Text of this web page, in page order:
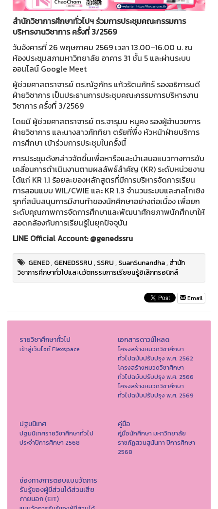
สำนักวิชาการศึกษาทั่วไปฯ ร่วมการประชุมคณะกรรมการ
บริหารงานวิชาการ ครั้งที่ 3/2569
วันอังคารที่ 26 พฤษภาคม 2569 เวลา 13.00–16.00 น. ณ
ห้องประชุมสภามหาวิทยาลัย อาคาร 31 ชั้น 5 และผ่านระบบ
ออนไลน์ Google Meet
ผู้ช่วยศาสตราจารย์ ดร.ณัฐภัทร แก้วรัตนภัทร์ รองอธิการบดี
ฝ่ายวิชาการ เป็นประธานการประชุมคณะกรรมการบริหารงาน
วิชาการ ครั้งที่ 3/2569
โดยมี ผู้ช่วยศาสตราจารย์ ดร.จารุมน หนูคง รองผู้อำนวยการ
ฝ่ายวิชาการ และนางสาวภัททิยา ตรัยที่พึ่ง หัวหน้าฝ่ายบริการ
การศึกษา เข้าร่วมการประชุมในครั้งนี้
การประชุมดังกล่าวจัดขึ้นเพื่อหารือและนำเสนอแนวทางการขับ
เคลื่อนการดำเนินงานตามผลลัพธ์สำคัญ (KR) ระดับหน่วยงาน
ได้แก่ KR 1.1 ร้อยละของหลักสูตรที่มีการบริหารจัดการเรียน
การสอนแบบ WIL/CWIE และ KR 1.3 จำนวนระบบและกลไกเชิง
รุกที่สนับสนุนการมีงานทำของนักศึกษาอย่างต่อเนื่อง เพื่อยก
ระดับคุณภาพการจัดการศึกษาและพัฒนาศักยภาพนักศึกษาให้
สอดคล้องกับการเรียนรู้ในยุคปัจจุบัน
LINE Official Account: @genedssru
GENED,GENEDSSRU,SSRU,SuanSunandha,สำนัก
วิชาการศึกษาทั่วไปและนวัตกรรมการเรียยนรู้อิเล็กทรอนิกส์
Email
รายวิชาศึกษาทั่วไป
เข้าสู่เว็บไซต์ Flexspace
เอกสารดาวน์โหลด
โครงสร้างหมวดวิชาศึกษา
ทั่วไปฉบับปรับปรุง พ.ศ. 2562
โครงสร้างหมวดวิชาศึกษา
ทั่วไปฉบับปรับปรุง พ.ศ. 2566
โครงสร้างหมวดวิชาศึกษา
ทั่วไปฉบับปรับปรุง พ.ศ. 2569
ปฐมนิเทศ
ปฐมนิเทศรายวิชาศึกษาทั่วไป
ประจำปีการศึกษา 2568
คู่มือ
คู่มือนักศึกษา มหาวิทยาลัย
ราชภัฏสวนสุนันทา ปีการศึกษา
2568
ช่องทางการตอบแบบวัดการ
รับรู้ของผู้มีส่วนได้ส่วนเสีย
ภายนอก (EIT)